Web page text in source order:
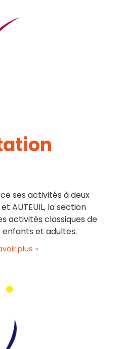
ses activités à deux
AUTEUIL, la section
activités classiques de
et adultes.
plus »